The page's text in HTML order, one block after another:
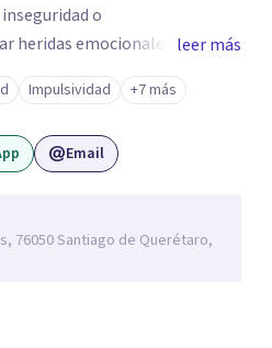
o
heridas emocionales y
lo que te
más pronto de lo que
por Wahtsapp. Puedo ayudarte.
leer más
Impulsividad +7 más
Email
76050 Santiago de Querétaro,